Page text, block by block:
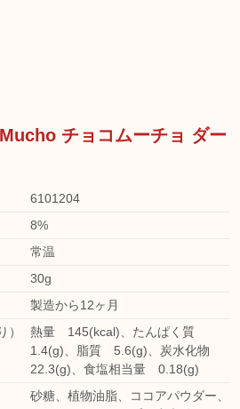
チョコムーチョ ダー
6101204
8%
常温
30g
製造から12ヶ月
熱量 145(kcal)、たんぱく質
1.4(g)、脂質 5.6(g)、炭水化物
22.3(g)、食塩相当量 0.18(g)
砂糖、植物油脂、ココアパウダー、